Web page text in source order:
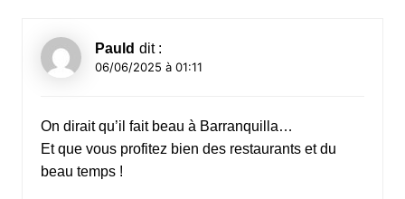
Pauld dit :
06/06/2025 à 01:11
On dirait qu’il fait beau à Barranquilla…
Et que vous profitez bien des restaurants et du
beau temps !